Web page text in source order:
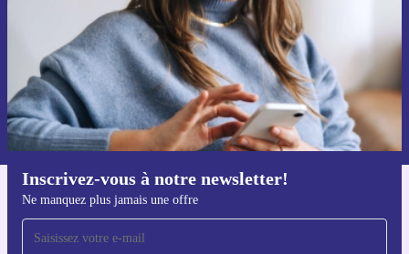
Inscrivez-vous à notre newsletter!
Ne manquez plus jamais une offre
S'inscrire
Retrouvez les informations sur l'utilisation des données personnelles
dans notrepolitique de confidentialité.
Téléchargez l'application refurbed
Pour iOS et Android